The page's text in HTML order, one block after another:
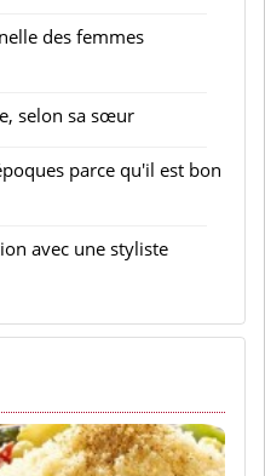
des femmes
selon sa sœur
parce qu'il est bon
avec une styliste